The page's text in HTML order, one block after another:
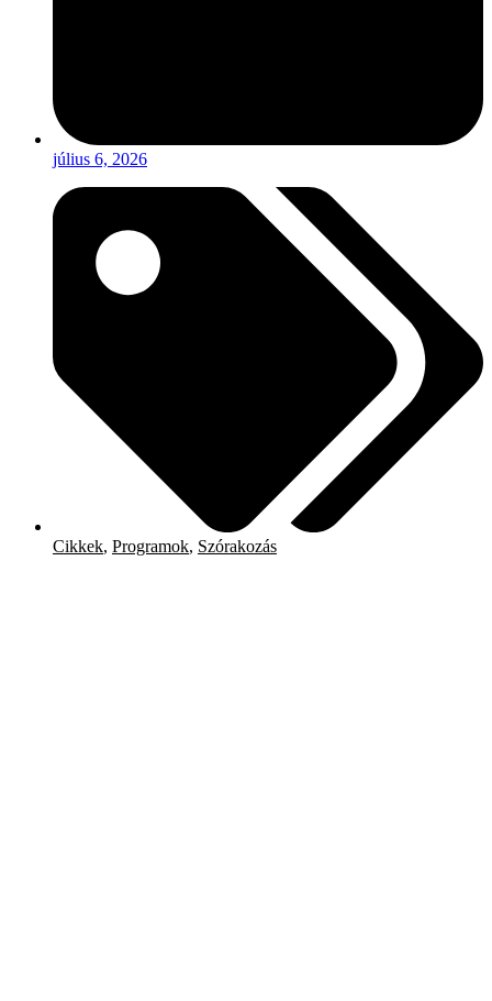
július 6, 2026
Cikkek, Programok, Szórakozás